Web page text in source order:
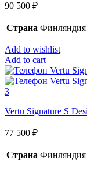
90 500 ₽
Страна Финляндия
Add to wishlist
Add to cart
Vertu Signature S
77 500 ₽
Страна Финляндия